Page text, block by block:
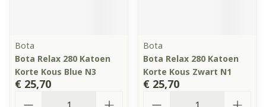
Bota
Bota Relax 280 Katoen
Korte Kous Blue N3
€ 25,70
Bota
Bota Relax 280 Katoen
Korte Kous Zwart N1
€ 25,70